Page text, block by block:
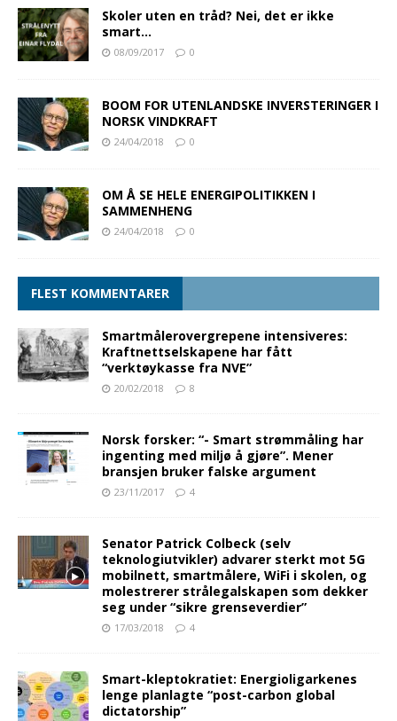
Skoler uten en tråd? Nei, det er ikke
smart…
08/09/2017 0
BOOM FOR UTENLANDSKE INVERSTERINGER I
NORSK VINDKRAFT
24/04/2018 0
OM Å SE HELE ENERGIPOLITIKKEN I
SAMMENHENG
24/04/2018 0
FLEST KOMMENTARER
Smartmålerovergrepene intensiveres:
Kraftnettselskapene har fått
“verktøykasse fra NVE”
20/02/2018 8
Norsk forsker: “- Smart strømmåling har
ingenting med miljø å gjøre”. Mener
bransjen bruker falske argument
23/11/2017 4
Senator Patrick Colbeck (selv
teknologiutvikler) advarer sterkt mot 5G
mobilnett, smartmålere, WiFi i skolen, og
molestrerer strålegalskapen som dekker
seg under “sikre grenseverdier”
17/03/2018 4
Smart-kleptokratiet: Energioligarkenes
lenge planlagte “post-carbon global
dictatorship”